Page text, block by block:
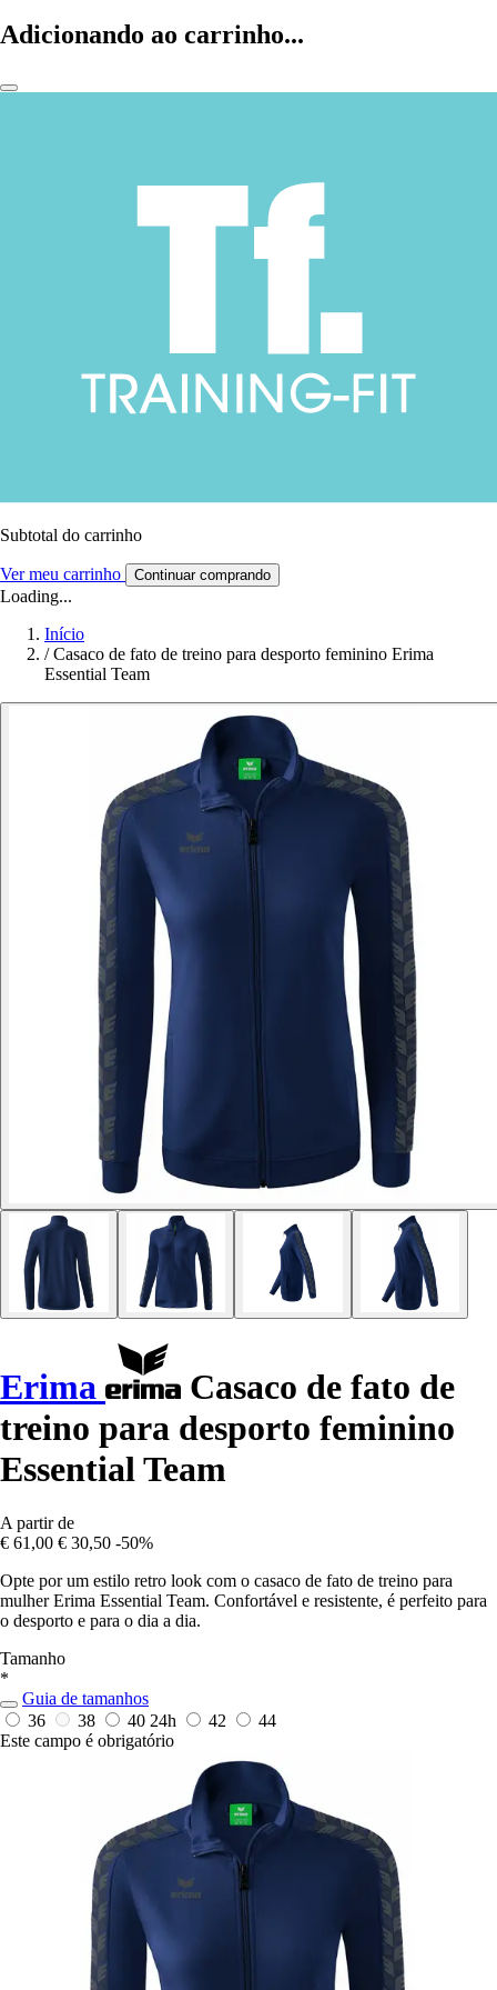
Adicionando ao carrinho...
Subtotal do carrinho
Ver meu carrinho Continuar comprando
Loading...
Início
/ Casaco de fato de treino para desporto feminino Erima
Essential Team
Erima
Casaco de fato de
treino para desporto feminino
Essential Team
A partir de
€ 61,00 € 30,50 -50%
Opte por um estilo retro look com o casaco de fato de treino para
mulher Erima Essential Team. Confortável e resistente, é perfeito para
o desporto e para o dia a dia.
Tamanho
*
Guia de tamanhos
36
38 40 24h 42
44
Este campo é obrigatório